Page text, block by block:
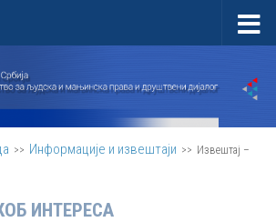
>> Информације и извештаји >> Извештај –
ИНТЕРЕСА